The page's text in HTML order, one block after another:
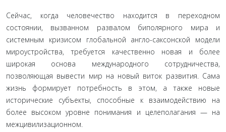
Сейчас, когда человечество находится в переходном
состоянии, вызванном развалом биполярного мира и
системным кризисом глобальной англо-саксонской модели
мироустройства, требуется качественно новая и более
широкая основа международного сотрудничества,
позволяющая вывести мир на новый виток развития. Сама
жизнь формирует потребность в этом, а также новые
исторические субъекты, способные к взаимодействию на
более высоком уровне понимания и целеполагания — на
межцивилизационном.